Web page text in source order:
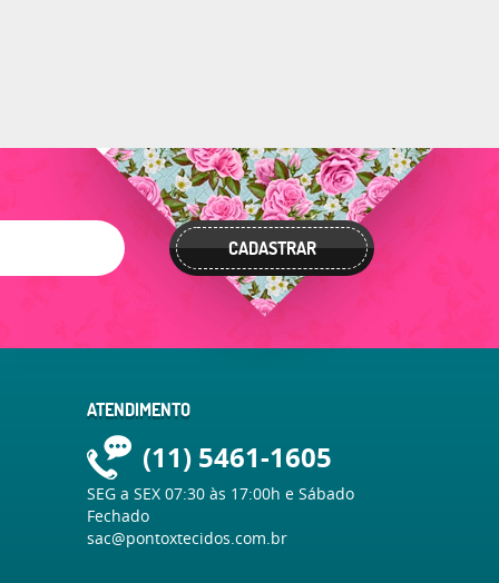
CADASTRAR
ATENDIMENTO
(11) 5461-1605
SEG a SEX 07:30 às 17:00h e Sábado
Fechado
sac@pontoxtecidos.com.br